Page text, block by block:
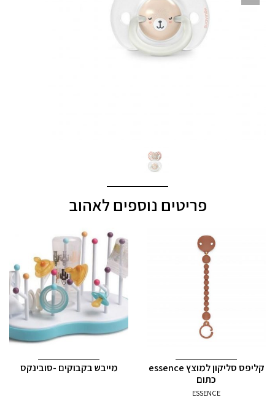
פריטים נוספים לאהוב
קליפס סליקון למוצץ essence
כתום
ESSENCE
מייבש בקבוקים -סובינקס